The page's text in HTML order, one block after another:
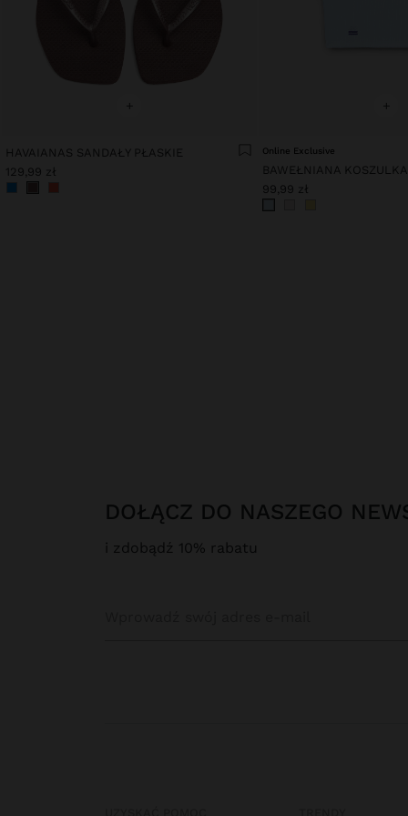
+
HAVAIANAS SANDAŁY PŁASKIE
129,99 zł
+
Online Exclusive
BAWEŁNIANA KOSZULKA
99,99 zł
DOŁĄCZ DO NASZEGO
i zdobądź 10% rabatu